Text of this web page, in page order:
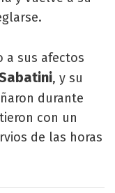
a sus afectos
, y su
durante
con un
de las horas